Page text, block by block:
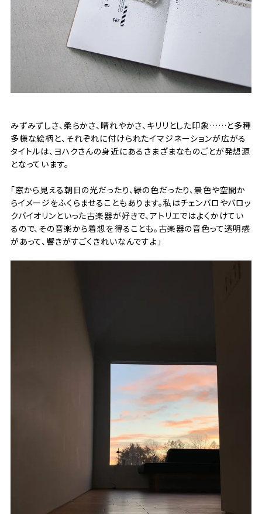
みずみずしさ、柔らかさ、晴れやかさ、キリリとした印象……と多種
多様な絵柄と、それぞれに付けられたイマジネーションが広がる
タイトルは、ヨハクさんの身近にあるさまざまなものごとが発想源
となっています。
「窓から見える朝日の光だったり、緑の色だったり、景色や空間か
らイメージをふくらませることもあります。私はチェンバロやバロッ
クバイオリンといった古楽器が好きで、アトリエではよくかけてい
るので、その音楽から着想を得ることも。古楽器の音色って透明感
があって、響きがすごくきれいなんですよ」